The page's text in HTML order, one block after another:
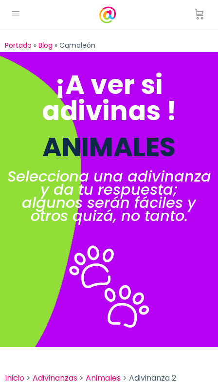
Portada » Blog » Camaleón
¡A ver si
adivinas !
ANIMALES
Selecciona una adivinanza
y da tu respuesta;
algunos serán fáciles y
otros quizá, no tanto.
Inicio > Adivinanzas > Animales > Adivinanza 2